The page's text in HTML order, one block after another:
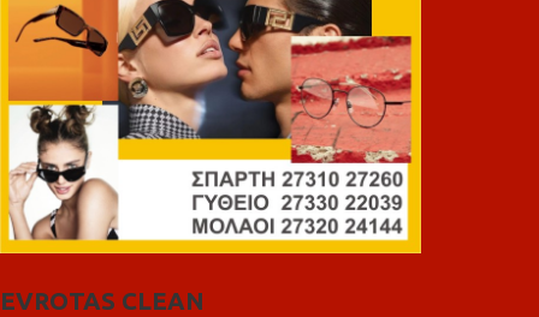
EVROTAS CLEAN